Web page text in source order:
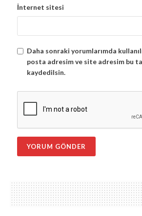
İnternet sitesi
Daha sonraki yorumlarımda
posta adresim ve site adresim bu
kaydedilsin.